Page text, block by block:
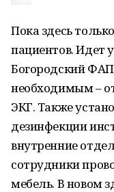
Пока здесь
пациентов. Идет
Богородский
необходимым –
ЭКГ. Также
дезинфекции
внутренние
сотрудники
мебель. В новом